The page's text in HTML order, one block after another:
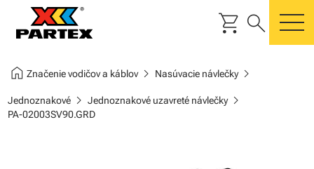
shopping_cart search
home Značenie vodičov a káblovchevron_right Nasúvacie návlečkychevron_right
Jednoznakovéchevron_right Jednoznakové uzavreté návlečkychevron_right
PA-02003SV90.GRD